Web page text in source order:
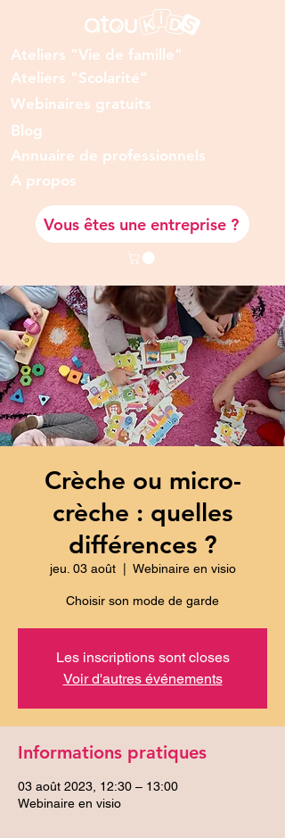
Ateliers "Vie de famille"
Ateliers "Scolarité"
Webinaires gratuits
Blog
Annuaire de professionnels
A propos
Vous êtes une entreprise ?
Crèche ou micro-
crèche : quelles
différences ?
jeu. 03 août
  |
Webinaire en visio
Choisir son mode de garde
Les inscriptions sont closes
Voir d'autres événements
Informations pratiques
03 août 2023, 12:30 – 13:00
Webinaire en visio